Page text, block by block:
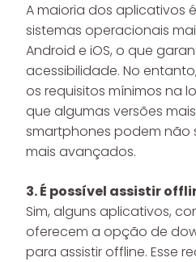
A maioria dos aplicativos
sistemas operacionais
Android e iOS, o que
acessibilidade. No
os requisitos mínimos na
que algumas versões
smartphones podem não
mais avançados.
3. É possível assistir
Sim, alguns aplicativos,
oferecem a opção de
para assistir offline. Esse